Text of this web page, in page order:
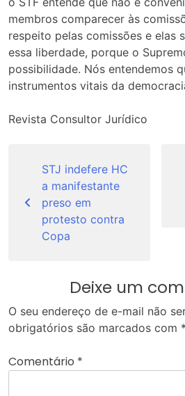
membros comparecer às
respeito pelas comissões e elas
essa liberdade, porque o
possibilidade. Nós entendemos
instrumentos vitais da
Revista Consultor Jurídico
Post
STJ indefere HC
a manifestante
preso em
protesto contra
Copa
Deixe um
O seu endereço de e-mail não
obrigatórios são marcados com *
Comentário *